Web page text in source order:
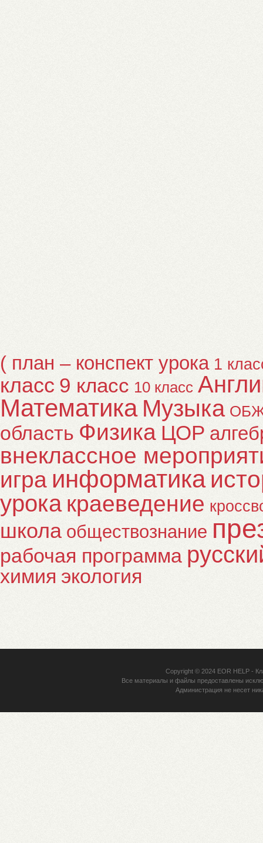
( план – конспект урока 1
класс 9 класс 10 класс
Математика Музыка
область Физика ЦОР
внеклассное
игра информатика
урока краеведение
школа обществознание
рабочая программа
химия экология
Copyright © 2024 EOR HELP-
Все материалы и файлы предоставлены
Администрация не несет